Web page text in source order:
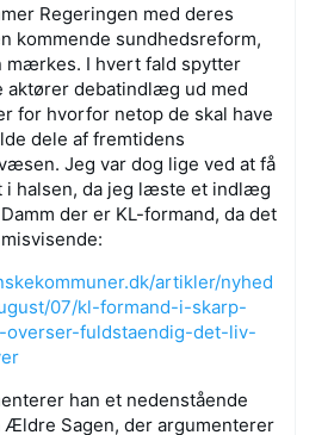
Regeringen med deres
kommende sundhedsreform,
mærkes. I hvert fald spytter
aktører debatindlæg ud med
for hvorfor netop de skal have
dele af fremtidens
Jeg var dog lige ved at få
i halsen, da jeg læste et indlæg
der er KL-formand, da det
artikler/nyhed
07/kl-formand-i-skarp-
overser-fuldstaendig-det-liv-
han et nedenstående
Sagen, der argumenterer